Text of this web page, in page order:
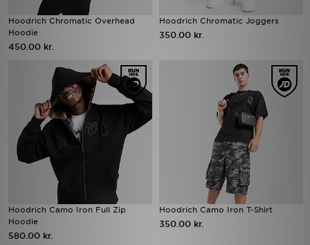
Hoodrich Chromatic Overhead
Hoodie
450.00 kr.
Hoodrich Chromatic Joggers
350.00 kr.
Hoodrich Camo Iron Full Zip
Hoodie
580.00 kr.
Hoodrich Camo Iron T-Shirt
350.00 kr.